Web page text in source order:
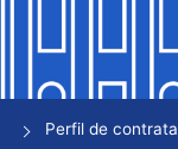
Perfil de